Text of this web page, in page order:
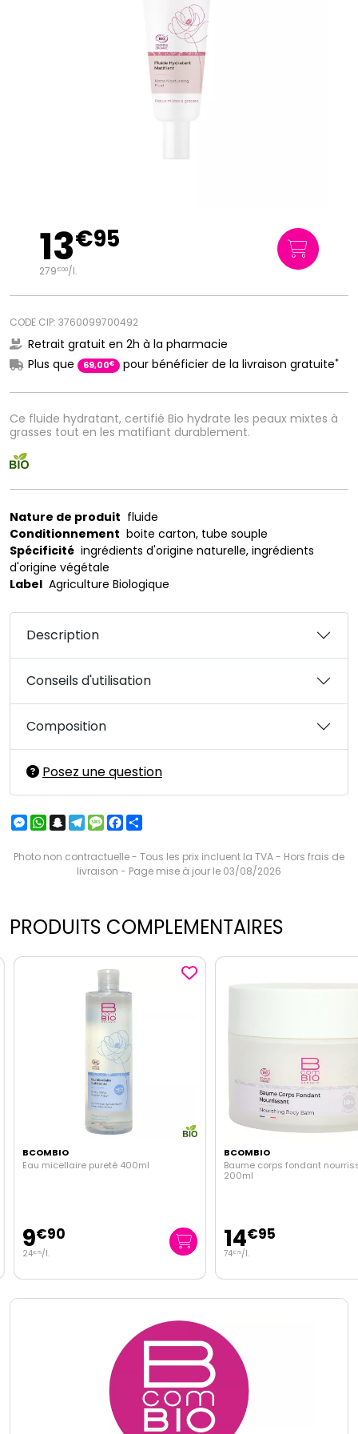
Ce fluide hydratant, certifié Bio hydrate les peaux mixtes à
grasses tout en les matifiant durablement.
13€95
279€00/l.
CODE CIP: 3760099700492
Retrait gratuit en 2h à la pharmacie
Plus que
69,00€ pour bénéficier de la livraison gratuite*
Nature de produit fluide
Conditionnement boite carton, tube souple
Spécificité ingrédients d'origine naturelle, ingrédients
d'origine végétale
Label Agriculture Biologique
Description
Conseils d'utilisation
Composition
Posez une question
Messenger
WhatsApp
Snapchat
Telegram
MessageFacebook
Photo non contractuelle - Tous les prix incluent la TVA - Hors frais de
livraison - Page mise à jour le 03/08/2026
PRODUITS COMPLEMENTAIRES
BCOMBIO
Eau micellaire pureté 400ml
9€90
24 €75/l.
BCOMBIO
Baume corps fondant
200ml
14€95
74 €75/l.